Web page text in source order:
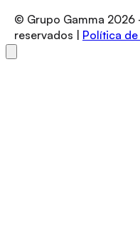
© Grupo Gamma 2026
reservados | Política